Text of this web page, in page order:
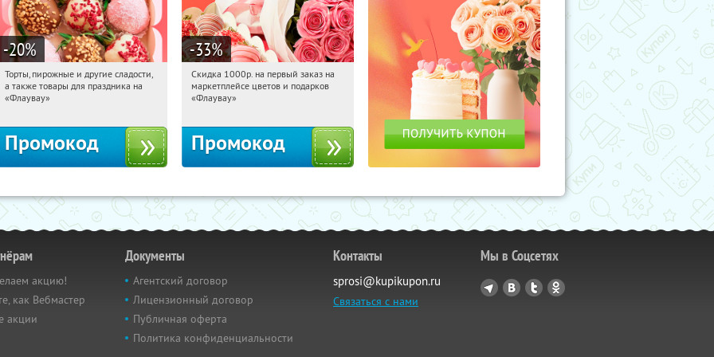
-20%
08:24:28 Получили:
Россия
Торты, пирожные и другие сладости,
а также товары для праздника на
«Флаувау»
Промокод
-33%
08:24:28 Получили:
Россия
Скидка 1000р. на первый заказ на
маркетплейсе цветов и подарков
«Флаувау»
Промокод
акцию!
как Вебмастер
акции
Документы
Агентский договор
Лицензионный договор
Публичная оферта
Политика конфиденциальности
Контакты
sprosi@kupikupon.ru
Связаться с нами
Мы в Соцсетях